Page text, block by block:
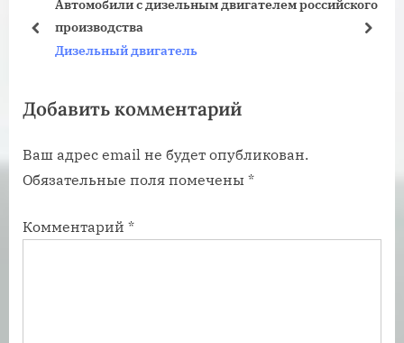
щ
з
п
и
ь
ю
щ
а
з
п
и
ь
Автомобили с дизельным двигателем российского
производства
Дизельный двигатель
пред
Добавить комментарий
Ваш адрес email не будет опубликован.
Обязательные поля помечены *
Комментарий *